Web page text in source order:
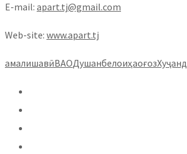
E-mail: apart.tj@gmail.com
Web-site: www.apart.tj
амалишавӣВАОДушанбелоиҳаоғозХуҷанд